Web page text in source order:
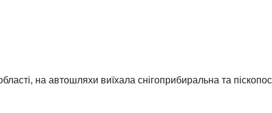
на автошляхи виїхала снігоприбиральна та